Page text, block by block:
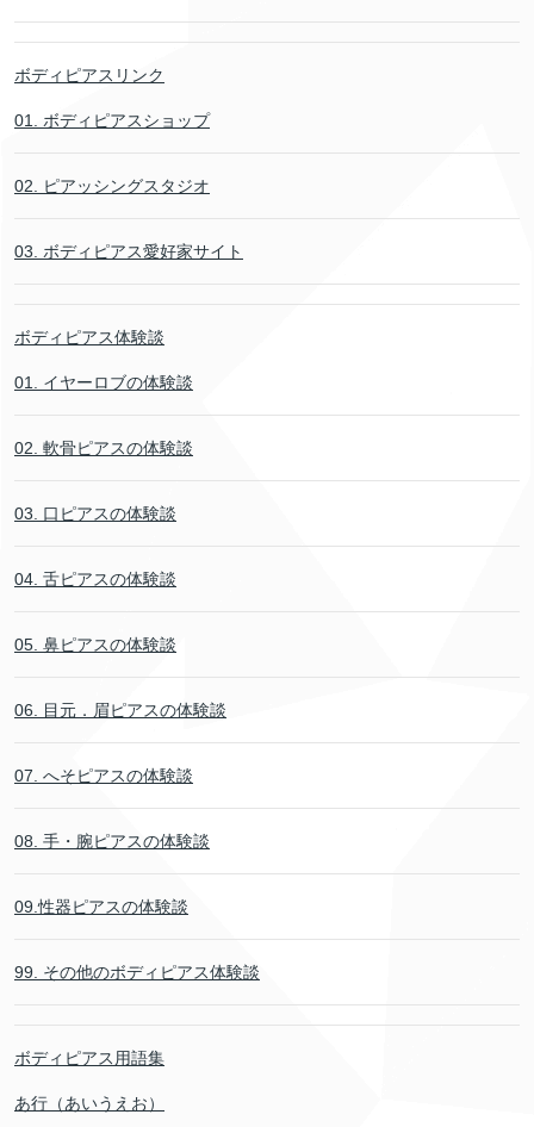
ボディピアスリンク
01. ボディピアスショップ
02. ピアッシングスタジオ
03. ボディピアス愛好家サイト
ボディピアス体験談
01. イヤーロブの体験談
02. 軟骨ピアスの体験談
03. 口ピアスの体験談
04. 舌ピアスの体験談
05. 鼻ピアスの体験談
06. 目元．眉ピアスの体験談
07. へそピアスの体験談
08. 手・腕ピアスの体験談
09.性器ピアスの体験談
99. その他のボディピアス体験談
ボディピアス用語集
あ行（あいうえお）